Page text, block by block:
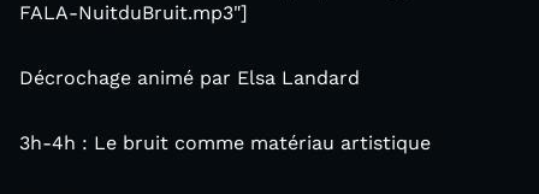
FALA-NuitduBruit.mp3"]
Décrochage animé par Elsa Landard
3h-4h : Le bruit comme matériau artistique